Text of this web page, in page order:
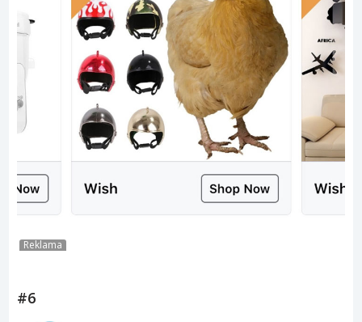
Reklama
#6